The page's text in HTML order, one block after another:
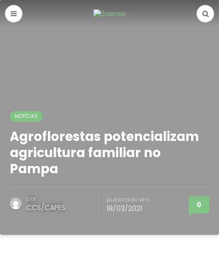
NOTÍCIAS
Agroflorestas potencializam
agricultura familiar no
Pampa
por
CCS/CAPES
publicado em
18/03/2021 0